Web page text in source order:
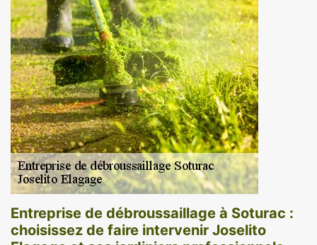
Entreprise de débroussaillage à Soturac :
choisissez de faire intervenir Joselito